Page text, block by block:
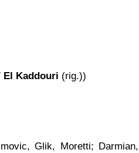
El Kaddouri (rig.))
Glik, Moretti; Darmian,